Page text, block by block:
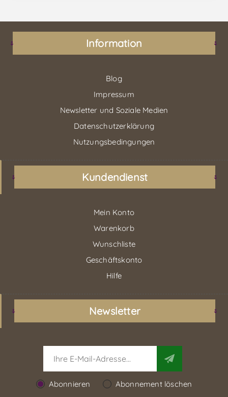
Information
Blog
Impressum
Newsletter und Soziale Medien
Datenschutzerklärung
Nutzungsbedingungen
Kundendienst
Mein Konto
Warenkorb
Wunschliste
Geschäftskonto
Hilfe
Newsletter
Abonnieren Abonnement löschen